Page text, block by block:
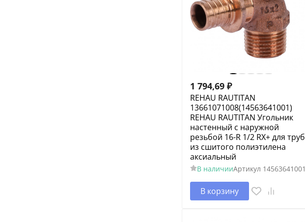
1 794,69 ₽
REHAU RAUTITAN
13661071008(14563641001)
REHAU RAUTITAN Угольник
настенный с наружной
резьбой 16-R 1/2 RX+ для труб
из сшитого полиэтилена
аксиальный
В наличииАртикул 14563641001
В корзину